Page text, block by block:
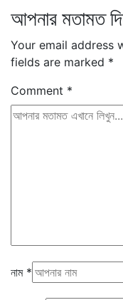
আপনার মতামত
Your email address
fields are marked *
Comment *
নাম *